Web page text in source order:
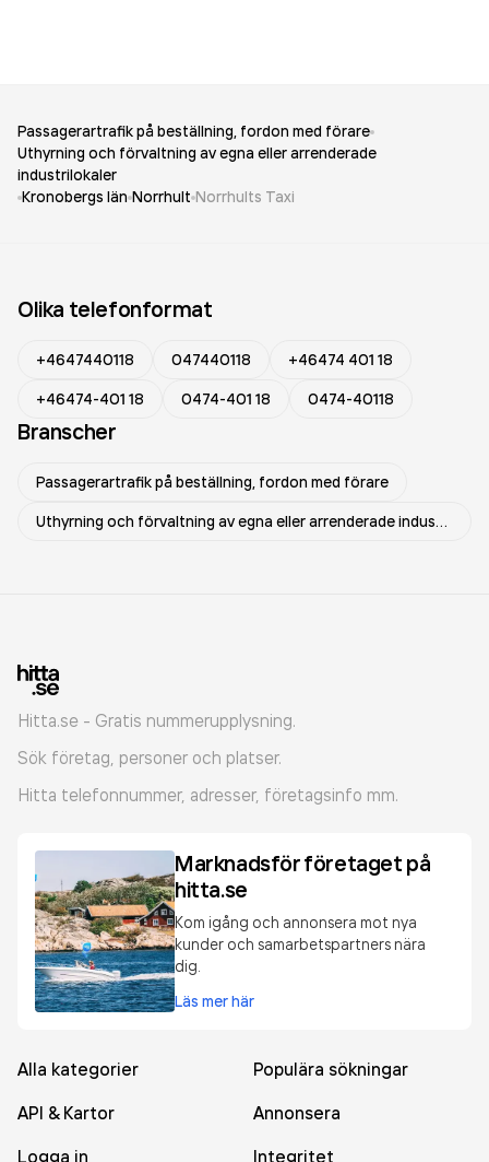
Passagerartrafik på beställning, fordon med förare
Uthyrning och förvaltning av egna eller arrenderade
industrilokaler
Kronobergs län Norrhult Norrhults Taxi
Olika telefonformat
+4647440118 047440118
+46474 401 18
+46474-401 18
0474-401 18 0474-40118
Branscher
Passagerartrafik på beställning, fordon med förare
Uthyrning och förvaltning av egna eller arrenderade industrilokaler
Hitta.se - Gratis nummerupplysning.
Sök företag, personer och platser.
Hitta telefonnummer, adresser, företagsinfo mm.
Marknadsför företaget på
hitta.se
Kom igång och annonsera mot nya
kunder och samarbetspartners nära
dig.
Läs mer här
Alla kategorier
Populära sökningar
API & Kartor
Annonsera
Logga in
Integritet